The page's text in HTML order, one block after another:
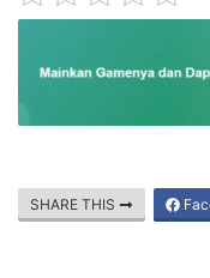
SHARE THIS